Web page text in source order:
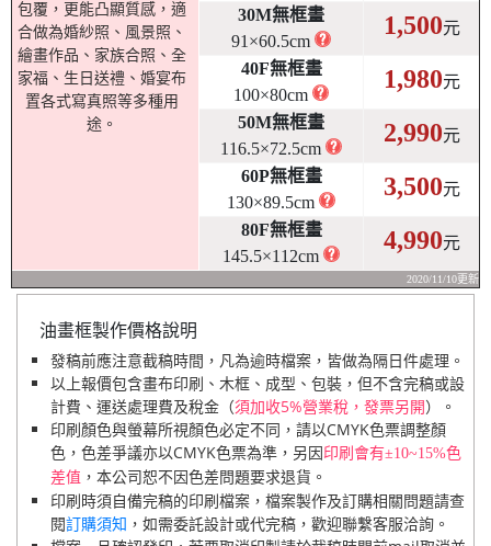
包覆，更能凸顯質感，適
合做為婚紗照、風景照、
繪畫作品、家族合照、全
家福、生日送禮、婚宴布
置各式寫真照等多種用
途。
30M無框畫
91×60.5cm
1,500元
40F無框畫
100×80cm
1,980元
50M無框畫
116.5×72.5cm
2,990元
60P無框畫
130×89.5cm
3,500元
80F無框畫
145.5×112cm
4,990元
2020/11/10更新
油畫框製作價格說明
發稿前應注意截稿時間，凡為逾時檔案，皆做為隔日件處理。
以上報價包含畫布印刷、木框、成型、包裝，但不含完稿或設
計費、運送處理費及稅金（須加收5%營業稅，發票另開）。
印刷顏色與螢幕所視顏色必定不同，請以CMYK色票調整顏
色，色差爭議亦以CMYK色票為準，另因印刷會有±10~15%色
差值 ，本公司恕不因色差問題要求退貨。
印刷時須自備完稿的印刷檔案，檔案製作及訂購相關問題請查
閱訂購須知 ，如需委託設計或代完稿，歡迎聯繫客服洽詢。